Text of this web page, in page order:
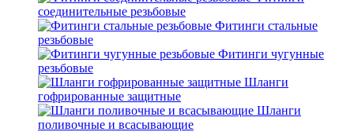
соединительные резьбовые
Фитинги стальные
резьбовые
Фитинги чугунные
резьбовые
Шланги
гофрированные защитные
Шланги
поливочные и всасывающие